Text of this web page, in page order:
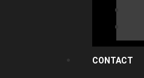
CONTACT